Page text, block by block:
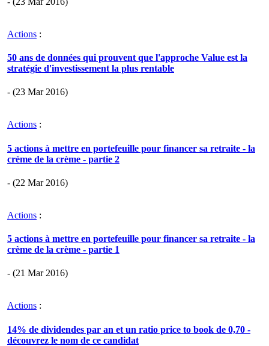
Actions :
50 ans de données qui prouvent que l'approche Value est la
stratégie d'investissement la plus rentable
- (23 Mar 2016)
Actions :
5 actions à mettre en portefeuille pour financer sa retraite - la
crème de la crème - partie 2
- (22 Mar 2016)
Actions :
5 actions à mettre en portefeuille pour financer sa retraite - la
crème de la crème - partie 1
- (21 Mar 2016)
Actions :
14% de dividendes par an et un ratio price to book de 0,70 -
découvrez le nom de ce candidat